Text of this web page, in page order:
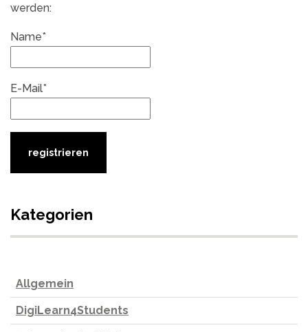
werden:
Name*
E-Mail*
Kategorien
Allgemein
DigiLearn4Students